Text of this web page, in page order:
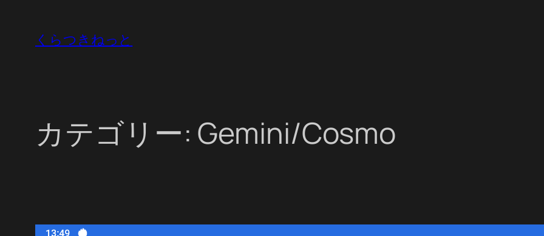
くらつきねっと
カテゴリー: Gemini/Cosmo